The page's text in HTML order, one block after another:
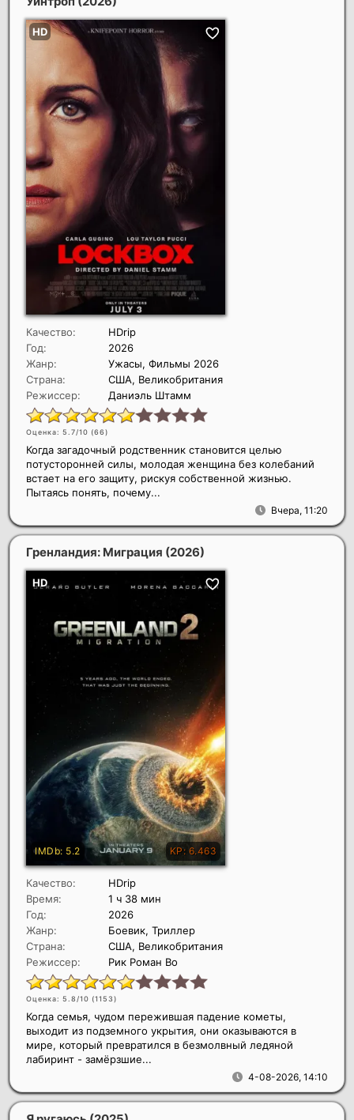
Качество:
HDrip
Год:
2026
Жанр:
Ужасы, Фильмы 2026
Страна:
США, Великобритания
Режиссер:
Даниэль Штамм
Оценка: 5.7/10 (66)
Вчера, 11:20
Когда загадочный родственник становится целью
потусторонней силы, молодая женщина без колебаний
встает на его защиту, рискуя собственной жизнью.
Пытаясь понять, почему...
Гренландия: Миграция (2026)
Качество:
HDrip
Время:
1 ч 38 мин
Год:
2026
Жанр:
Боевик, Триллер
Страна:
США, Великобритания
Режиссер:
Рик Роман Во
Оценка: 5.8/10 (1153)
4-08-2026, 14:10
Когда семья, чудом пережившая падение кометы,
выходит из подземного укрытия, они оказываются в
мире, который превратился в безмолвный ледяной
лабиринт - замёрзшие...